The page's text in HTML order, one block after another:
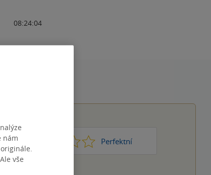
08:24:04
moc Perfektní
nám
vše